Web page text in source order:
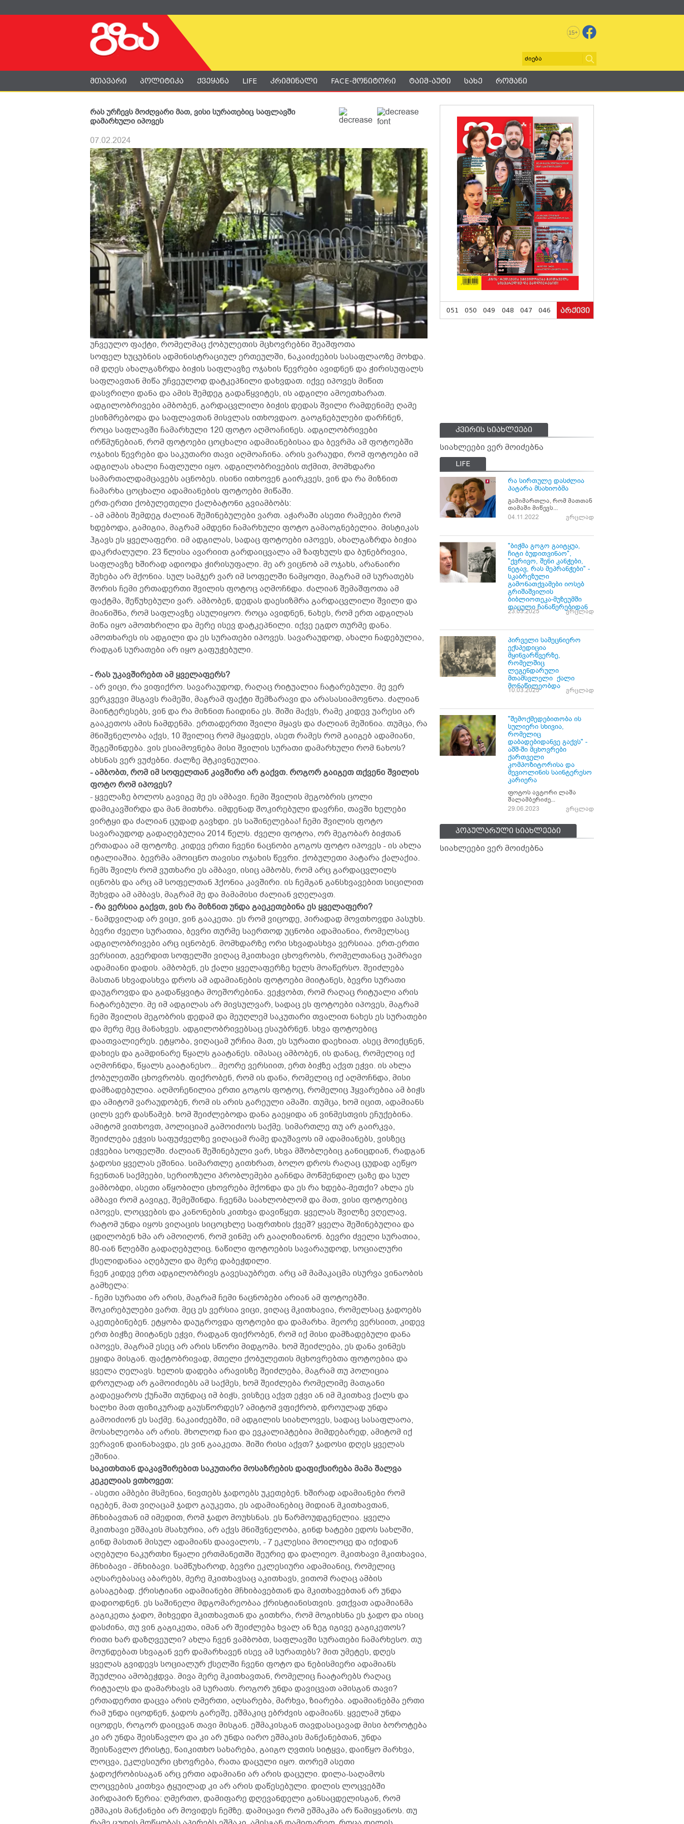
15+
მთავარი პოლიტიკა ქვეყანა LIFE კრიმინალი FACE-მონიტორი ტაიმ-აუტი სახე რომანი
რას ურჩევს მოძღვარი მათ, ვისი სურათებიც საფლავში
დამარხული იპოვეს
07.02.2024
უჩვეულო ფაქტი, რომელმაც ქობულეთის მცხოვრებნი შეაშფოთა
სოფელ ხუცუბნის ადმინისტრაციულ ერთეულში, ნაკაიძეების სასაფლაოზე მოხდა.
იმ დღეს ახალგაზრდა ბიჭის საფლავზე ოჯახის წევრები ავიდნენ და ჭირისუფალს
საფლავთან მიწა უჩვეულოდ დატკეპნილი დახვდათ. იქვე იპოვეს მიწით
დასვრილი დანა და ამის შემდეგ გადაწყვიტეს, ის ადგილი ამოეთხარათ.
ადგილობრივები ამბობენ, გარდაცვლილი ბიჭის დედას შვილი რამდენიმე ღამე
ესიზმრებოდა და საფლავთან მისვლას ითხოვდაო. გაოგნებულები დარჩნენ,
როცა საფლავში ჩამარხული 120 ფოტო აღმოაჩინეს. ადგილობრივები
ირწმუნებიან, რომ ფოტოები ცოცხალი ადამიანებისაა და ბევრმა ამ ფოტოებში
ოჯახის წევრები და საკუთარი თავი აღმოაჩინა. არის ვარაუდი, რომ ფოტოები იმ
ადგილას ახალი ჩაფლული იყო. ადგილობრივების თქმით, მომხდარი
სამართალდამცავებს აცნობეს. ისინი ითხოვენ გაირკვეს, ვინ და რა მიზნით
ჩამარხა ცოცხალი ადამიანების ფოტოები მიწაში.
ერთ-ერთი ქობულეთელი ქალბატონი გვიამბობს:
- ამ ამბის შემდეგ ძალიან შეშინებულები ვართ. აჭარაში ასეთი რამეები რომ
ხდებოდა, გამიგია, მაგრამ ამდენი ჩამარხული ფოტო გამაოგნებელია. მისტიკას
ჰგავს ეს ყველაფერი. იმ ადგილას, სადაც ფოტოები იპოვეს, ახალგაზრდა ბიჭია
დაკრძალული. 23 წლისა ავარიით გარდაიცვალა ამ ზაფხულს და ბუნებრივია,
საფლავზე ხშირად ადიოდა ჭირისუფალი. მე არ ვიცნობ ამ ოჯახს, არანაირი
შეხება არ მქონია. სულ სამჯერ ვარ იმ სოფელში ნამყოფი, მაგრამ იმ სურათებს
შორის ჩემი ერთადერთი შვილის ფოტოც აღმოჩნდა. ძალიან შემაშფოთა ამ
ფაქტმა, შეწუხებული ვარ. ამბობენ, დედას დაესიზმრა გარდაცვლილი შვილი და
მიანიშნა, რომ საფლავზე ასულიყოო. როცა ავიდნენ, ნახეს, რომ ერთ ადგილას
მიწა იყო ამოთხრილი და მერე ისევ დატკეპნილი. იქვე ეგდო თურმე დანა.
ამოთხარეს ის ადგილი და ეს სურათები იპოვეს. სავარაუდოდ, ახალი ჩადებულია,
რადგან სურათები არ იყო გაფუჭებული.
- რას უკავშირებთ ამ ყველაფერს?
- არ ვიცი, რა ვიფიქრო. სავარაუდოდ, რაღაც რიტუალია ჩატარებული. მე ვერ
ვერკვევი მსგავს რამეში, მაგრამ ფაქტი შემზარავი და არასასიამოვნოა. ძალიან
მაინტერესებს, ვინ და რა მიზნით ჩაიდინა ეს. შიში მაქვს, რამე კიდევ უარესი არ
გააკეთოს ამის ჩამდენმა. ერთადერთი შვილი მყავს და ძალიან მეშინია. თუმცა, რა
მნიშვნელობა აქვს, 10 შვილიც რომ მყავდეს, ასეთ რამეს რომ გაიგებ ადამიანი,
შეგეშინდება. ვის ესიამოვნება მისი შვილის სურათი დამარხული რომ ნახოს?
ახსნას ვერ ვუძებნი. ძალზე მტკივნეულია.
- ამბობთ, რომ იმ სოფელთან კავშირი არ გაქვთ. როგორ გაიგეთ თქვენი შვილის
ფოტო რომ იპოვეს?
- ყველაზე ბოლოს გავიგე მე ეს ამბავი. ჩემი შვილის მეგობრის ცოლი
დამიკავშირდა და მან მითხრა. იმდენად შოკირებული დავრჩი, თავში ხელები
ვირტყი და ძალიან ცუდად გავხდი. ეს საშინელებაა! ჩემი შვილის ფოტო
სავარაუდოდ გადაღებულია 2014 წელს. ძველი ფოტოა, ორ მეგობარ ბიჭთან
ერთადაა ამ ფოტოზე. კიდევ ერთი ჩვენი ნაცნობი გოგოს ფოტო იპოვეს - ის ახლა
იტალიაშია. ბევრმა ამოიცნო თავისი ოჯახის წევრი. ქობულეთი პატარა ქალაქია.
ჩემს შვილს რომ ვუთხარი ეს ამბავი, ისიც ამბობს, რომ არც გარდაცვლილს
იცნობს და არც ამ სოფელთან ჰქონია კავშირი. ის ჩემგან განსხვავებით სიცილით
შეხვდა ამ ამბავს, მაგრამ მე და მამამისი ძალიან ვღელავთ.
- რა ვერსია გაქვთ, ვის რა მიზნით უნდა გაეკეთებინა ეს ყველაფერი?
- ნამდვილად არ ვიცი, ვინ გააკეთა. ეს რომ ვიცოდე, პირადად მოვთხოვდი პასუხს.
ბევრი ძველი სურათია, ბევრი თურმე საერთოდ უცნობი ადამიანია, რომელსაც
ადგილობრივები არც იცნობენ. მომხდარზე ორი სხვადასხვა ვერსიაა. ერთ-ერთი
ვერსიით, გვერდით სოფელში ვიღაც მკითხავი ცხოვრობს, რომელთანაც უამრავი
ადამიანი დადის. ამბობენ, ეს ქალი ყველაფერზე ხელს მოაწერსო. შეიძლება
მასთან სხვადასხვა დროს ამ ადამიანების ფოტოები მიიტანეს, ბევრი სურათი
დაუგროვდა და გადაწყვიტა მოეშორებინა. ვეჭვობთ, რომ რაღაც რიტუალი არის
ჩატარებული. მე იმ ადგილას არ მივსულვარ, სადაც ეს ფოტოები იპოვეს, მაგრამ
ჩემი შვილის მეგობრის დედამ და მეუღლემ საკუთარი თვალით ნახეს ეს სურათები
და მერე მეც მანახვეს. ადგილობრივებსაც ესაუბრნენ. სხვა ფოტოებიც
დაათვალიერეს. ეტყობა, ვიღაცამ ურჩია მათ, ეს სურათი დაეხიათ. ასეც მოიქცნენ,
დახიეს და გამდინარე წყალს გაატანეს. იმასაც ამბობენ, ის დანაც, რომელიც იქ
აღმოჩნდა, წყალს გაატანესო... მეორე ვერსიით, ერთ ბიჭზე აქვთ ეჭვი. ის ახლა
ქობულეთში ცხოვრობს. ფიქრობენ, რომ ის დანა, რომელიც იქ აღმოჩნდა, მისი
დამზადებულია. აღმოჩენილია ერთი გოგოს ფოტოც, რომელიც ჰყვარებია ამ ბიჭს
და ამიტომ ვარაუდობენ, რომ ის არის გარეული ამაში. თუმცა, ხომ იცით, ადამიანს
ცილს ვერ დასწამებ. ხომ შეიძლებოდა დანა გაეყიდა ან ვინმესთვის ეჩუქებინა.
ამიტომ ვითხოვთ, პოლიციამ გამოიძიოს საქმე. სიმართლე თუ არ გაირკვა,
შეიძლება ეჭვის საფუძველზე ვიღაცამ რამე დაუშავოს იმ ადამიანებს, ვისზეც
ეჭვებია სოფელში. ძალიან შეშინებული ვარ, სხვა მშობლებიც განიცდიან, რადგან
ჯადოსი ყველას ეშინია. სიმართლე გითხრათ, ბოლო დროს რაღაც ცუდად აეწყო
ჩვენთან საქმეები, სერიოზული პრობლემები გაჩნდა მოწმენდილ ცაზე და სულ
ვამბობდი, ასეთი აწყობილი ცხოვრება მქონდა და ეს რა ხდება-მეთქი? ახლა ეს
ამბავი რომ გავიგე, შემეშინდა. ჩვენმა საახლობლომ და მათ, ვისი ფოტოებიც
იპოვეს, ლოცვების და კანონების კითხვა დავიწყეთ. ყველას შვილზე ვღელავ,
რატომ უნდა იყოს ვიღაცის სიცოცხლე საფრთხის ქვეშ? ყველა შეშინებულია და
ცდილობენ ხმა არ ამოიღონ, რომ ვინმე არ გააღიზიანონ. ბევრი ძველი სურათია,
80-იან წლებში გადაღებულიც. ნაწილი ფოტოების სავარაუდოდ, სოციალური
ქსელიდანაა აღებული და მერე დაბეჭდილი.
ჩვენ კიდევ ერთ ადგილობრივს გავესაუბრეთ. არც ამ მამაკაცმა ისურვა ვინაობის
გამხელა:
- ჩემი სურათი არ არის, მაგრამ ჩემი ნაცნობები არიან ამ ფოტოებში.
შოკირებულები ვართ. მეც ეს ვერსია ვიცი, ვიღაც მკითხავია, რომელსაც ჯადოებს
აკეთებინებენ. ეტყობა დაუგროვდა ფოტოები და დამარხა. მეორე ვერსიით, კიდევ
ერთ ბიჭზე მიიტანეს ეჭვი, რადგან ფიქრობენ, რომ იქ მისი დამზადებული დანა
იპოვეს, მაგრამ ესეც არ არის სწორი მიდგომა. ხომ შეიძლება, ეს დანა ვინმეს
ეყიდა მისგან. ფაქტობრივად, მთელი ქობულეთის მცხოვრებთა ფოტოებია და
ყველა ღელავს. ხელის დადება არავისზე შეიძლება, მაგრამ თუ პოლიცია
დროულად არ გამოიძიებს ამ საქმეს, ხომ შეიძლება რომელიმე მათგანი
გადაეყაროს ქუჩაში თუნდაც იმ ბიჭს, ვისზეც აქვთ ეჭვი ან იმ მკითხავ ქალს და
ხალხი მათ ფიზიკურად გაუსწორდეს? ამიტომ ვფიქრობ, დროულად უნდა
გამოიძიონ ეს საქმე. ნაკაიძეებში, იმ ადგილის სიახლოვეს, სადაც სასაფლაოა,
მოსახლეობა არ არის. მხოლოდ ჩაი და ევკალიპტებია მიმდებარედ, ამიტომ იქ
ვერავინ დაინახავდა, ეს ვინ გააკეთა. შიში რისი აქვთ? ჯადოსი დღეს ყველას
ეშინია.
საკითხთან დაკავშირებით საკუთარი მოსაზრების დაფიქსირება მამა შალვა
კეკელიას ვთხოვეთ:
- ასეთი ამბები მსმენია, ნივთებს ჯადოებს უკეთებენ. ხშირად ადამიანები რომ
იგებენ, მათ ვიღაცამ ჯადო გაუკეთა, ეს ადამიანებიც მიდიან მკითხავთან,
მჩხიბავთან იმ იმედით, რომ ჯადო მოუხსნას. ეს წარმოუდგენელია. ყველა
მკითხავი ეშმაკის მსახურია, არ აქვს მნიშვნელობა, გინდ ხატები ედოს სახლში,
გინდ მასთან მისულ ადამიანს დაავალოს, - 7 ეკლესია მოილოცე და იქიდან
აღებული ნაკურთხი წყალი ერთმანეთში შეურიე და დალიეო. მკითხავი მკითხავია,
მჩხიბავი - მჩხიბავი. სამწუხაროდ, ბევრი ეკლესიური ადამიანიც, რომელიც
აღსარებასაც აბარებს, მერე მკითხავსაც აკითხავს, ვითომ რაღაც ამბის
გასაგებად. ქრისტიანი ადამიანები მჩხიბავებთან და მკითხავებთან არ უნდა
დადიოდნენ. ეს საშინელი მდგომარეობაა ქრისტიანისთვის. ვთქვათ ადამიანმა
გაგიკეთა ჯადო, მიხვედი მკითხავთან და გითხრა, რომ მოგიხსნა ეს ჯადო და ისიც
დასძინა, თუ ვინ გაგიკეთა, იმან არ შეიძლება ხვალ ან ზეგ იგივე გაგიკეთოს?
რითი ხარ დაზღვეული? ახლა ჩვენ ვამბობთ, საფლავში სურათები ჩამარხესო. თუ
მოუნდებათ სხვაგან ვერ დამარხავენ ისევ ამ სურათებს? მით უმეტეს, დღეს
ყველას გვიდევს სოციალურ ქსელში ჩვენი ფოტო და ნებისმიერი ადამიანს
შეუძლია ამობეჭდვა. მივა მერე მკითხავთან, რომელიც ჩაატარებს რაღაც
რიტუალს და დამარხავს ამ სურათს. როგორ უნდა დავიცვათ ამისგან თავი?
ერთადერთი დაცვა არის ღმერთი, აღსარება, მარხვა, ზიარება. ადამიანებმა ერთი
რამ უნდა იცოდნენ, ჯადოს გარეშე, ეშმაკიც ებრძვის ადამიანს. ყველამ უნდა
იცოდეს, როგორ დაიცვან თავი მისგან. ეშმაკისგან თავდასაცავად მისი ბოროტება
კი არ უნდა შეისწავლო და კი არ უნდა იარო ეშმაკის მანქანებთან, უნდა
შეისწავლო ქრისტე, წაიკითხო სახარება, გაიგო ღვთის სიტყვა, დაიწყო მარხვა,
ლოცვა, ეკლესიური ცხოვრება, რათა დაცული იყო. თორემ ასეთი
ჯადოქრობისაგან არც ერთი ადამიანი არ არის დაცული. დილა-საღამოს
ლოცვების კითხვა ტყუილად კი არ არის დაწესებული. დილის ლოცვებში
პირდაპირ წერია: ღმერთო, დამიფარე დღევანდელი განსაცდელისგან, რომ
ეშმაკის მანქანები არ მოვიდეს ჩემზე. დამიცავი რომ ეშმაკმა არ წამიყვანოს. თუ
051 050 049 048 047 046 არქივი
კვირის სიახლეები
სიახლეები ვერ მოიძებნა
LIFE
რა სირთულე დასძლია
პატარა მსახიობმა
გამიმართლა, რომ მათთან
თამაში მიწევს...
04.11.2022
ვრცლად
"ბიჭმა გოგო გაიტყუა,
ჩიტი ბუდითვინაო",
"ქვრივო, შენი კანჭები,
ნეტავ, რას მეპრანჭები" -
სკაბრეზული
გამონათქვამები იოსებ
გრიშაშვილის
ბიბლიოთეკა-მუზეუმში
დაცული ჩანაწერებიდან
23.03.2025 ვრცლად
პირველი სამეცნიერო
ექსპედიცია
მყინვარწვერზე,
რომელშიც
ლეგენდარული
მთამსვლელი ქალი
მონაწილეობდა
10.03.2025 ვრცლად
"შემოქმედებითობა ის
სულიერი სხივია,
რომელიც
დაბადებიდანვე გაქვს" -
აშშ-ში მცხოვრები
ქართველი
კომპოზიტორისა და
მევიოლინის საინტერესო
კარიერა
ფოტოს ავტორი ლაშა
შალამბერიძე...
29.06.2023
ვრცლად
პოპულარული სიახლეები
სიახლეები ვერ მოიძებნა